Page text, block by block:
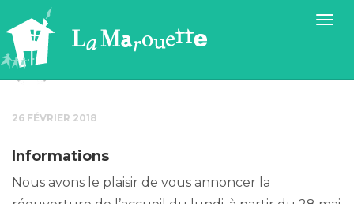
26 FÉVRIER 2018
Informations
Nous avons le plaisir de vous annoncer la